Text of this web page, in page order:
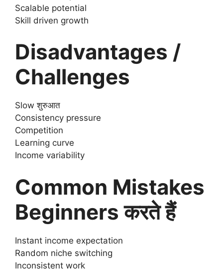
Scalable potential
Skill driven growth
Disadvantages /
Challenges
Slow शुरुआत
Consistency pressure
Competition
Learning curve
Income variability
Common Mistakes
Beginners करते हैं
Instant income expectation
Random niche switching
Inconsistent work